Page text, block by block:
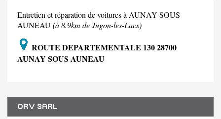
Entretien et réparation de voitures à AUNAY SOUS
AUNEAU(à 8.9km de Jugon-les-Lacs)
ROUTE DEPARTEMENTALE 130 28700
AUNAY SOUS AUNEAU
ORV SARL